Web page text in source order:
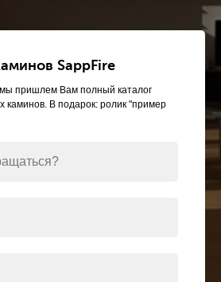
SappFire
пришлем Вам полный каталог
каминов. В подарок: ролик "пример